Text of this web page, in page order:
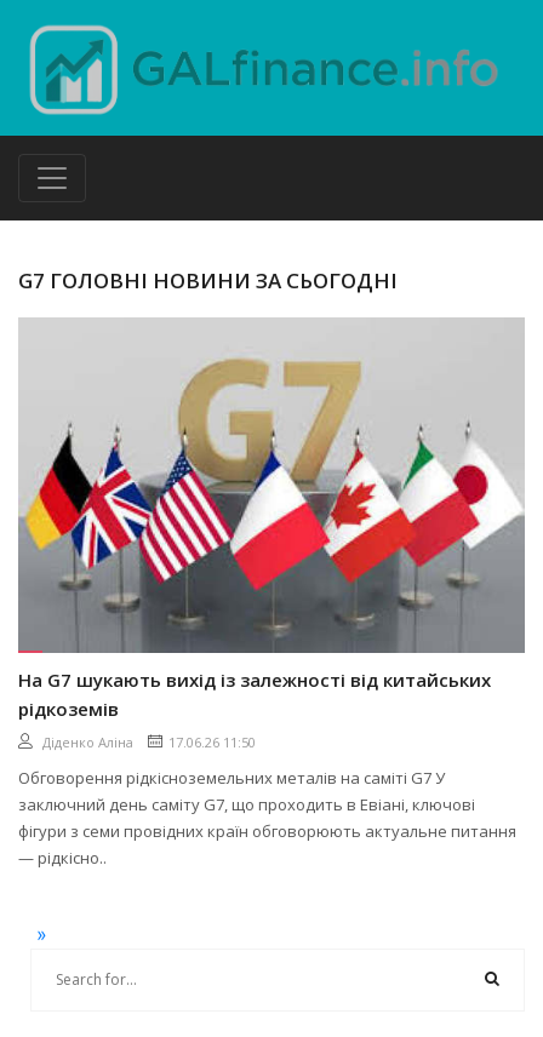
G7 ГОЛОВНІ НОВИНИ ЗА СЬОГОДНІ
На G7 шукають вихід із залежності від китайських
рідкоземів
Діденко Аліна 17.06.26 11:50
Обговорення рідкісноземельних металів на саміті G7 У
заключний день саміту G7, що проходить в Евіані, ключові
фігури з семи провідних країн обговорюють актуальне питання
— рідкісно..
»